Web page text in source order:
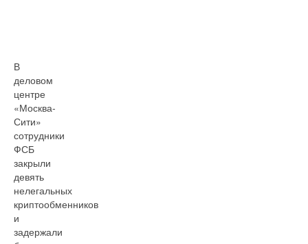
В
деловом
центре
«Москва-
Сити»
сотрудники
ФСБ
закрыли
девять
нелегальных
криптообменников
и
задержали